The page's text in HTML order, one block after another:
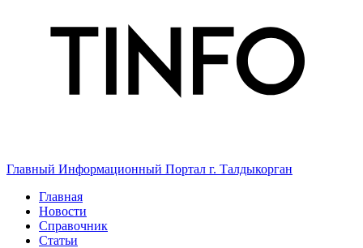
Главный Информационный Портал г. Талдыкорган
Главная
Новости
Справочник
Статьи